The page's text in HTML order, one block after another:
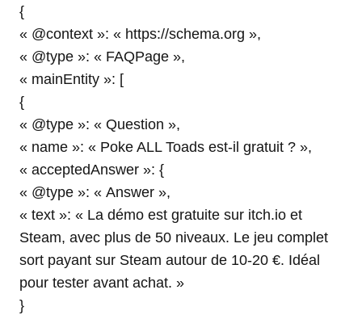
{
« @context »: « https://schema.org »,
« @type »: « FAQPage »,
« mainEntity »: [
{
« @type »: « Question »,
« name »: « Poke ALL Toads est-il gratuit ? »,
« acceptedAnswer »: {
« @type »: « Answer »,
« text »: « La démo est gratuite sur itch.io et
Steam, avec plus de 50 niveaux. Le jeu complet
sort payant sur Steam autour de 10-20 €. Idéal
pour tester avant achat. »
}